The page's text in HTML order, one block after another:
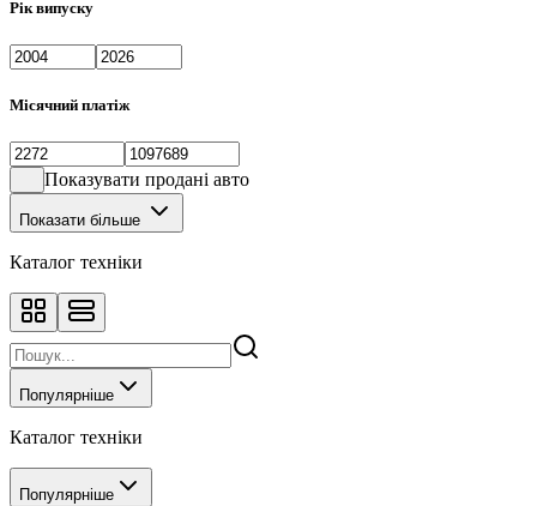
Рік випуску
Місячний платіж
Показувати продані авто
Показати більше
Каталог техніки
Популярніше
Каталог техніки
Популярніше